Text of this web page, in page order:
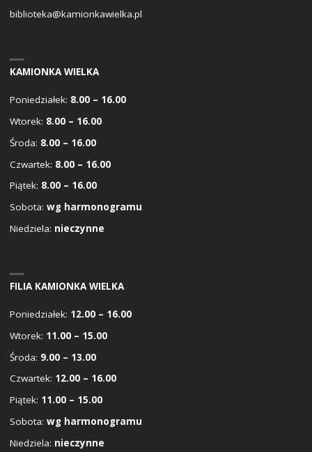
biblioteka@kamionkawielka.pl
KAMIONKA WIELKA
Poniedziałek: 8.00 – 16.00
Wtorek: 8.00 – 16.00
Środa: 8.00 – 16.00
Czwartek: 8.00 – 16.00
Piątek: 8.00 – 16.00
Sobota: wg harmonogramu
Niedziela: nieczynne
FILIA KAMIONKA WIELKA
Poniedziałek: 12.00 – 16.00
Wtorek: 11.00 – 15.00
Środa: 9.00 – 13.00
Czwartek: 12.00 – 16.00
Piątek: 11.00 – 15.00
Sobota: wg harmonogramu
Niedziela: nieczynne